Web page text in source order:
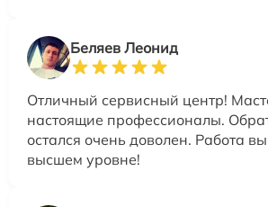
Беляев Леонид
Отличный сервисный центр!
настоящие профессионалы.
остался очень доволен. Работа
высшем уровне!